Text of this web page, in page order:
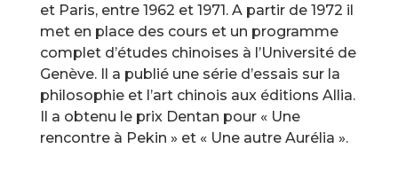
et Paris, entre 1962 et 1971. A partir de 1972 il
met en place des cours et un programme
complet d’études chinoises à l’Université de
Genève. Il a publié une série d’essais sur la
philosophie et l’art chinois aux éditions Allia.
Il a obtenu le prix Dentan pour « Une
rencontre à Pekin » et « Une autre Aurélia ».